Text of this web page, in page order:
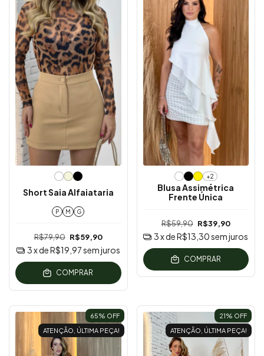
Short Saia Alfaiataria
P M G
R$79,90 R$59,90
3x deR$19,97sem juros
COMPRAR
+2
Blusa Assimétrica
Frente Única
R$59,90 R$39,90
3x deR$13,30sem juros
COMPRAR
65% OFF
ATENÇÃO, ÚLTIMA PEÇA!
21% OFF
ATENÇÃO, ÚLTIMA PEÇA!